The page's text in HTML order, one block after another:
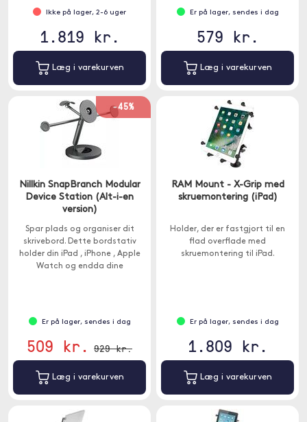
Ikke på lager, 2-6 uger
1.819 kr.
Læg i varekurven
Er på lager, sendes i dag
579 kr.
Læg i varekurven
-45%
Nillkin SnapBranch Modular
Device Station (Alt-i-en
version)
Spar plads og organiser dit
skrivebord. Dette bordstativ
holder din iPad , iPhone , Apple
Watch og endda dine
Er på lager, sendes i dag
509 kr. 929 kr.
Læg i varekurven
RAM Mount - X-Grip med
skruemontering (iPad)
Holder, der er fastgjort til en
flad overflade med
skruemontering til iPad.
Er på lager, sendes i dag
1.809 kr.
Læg i varekurven